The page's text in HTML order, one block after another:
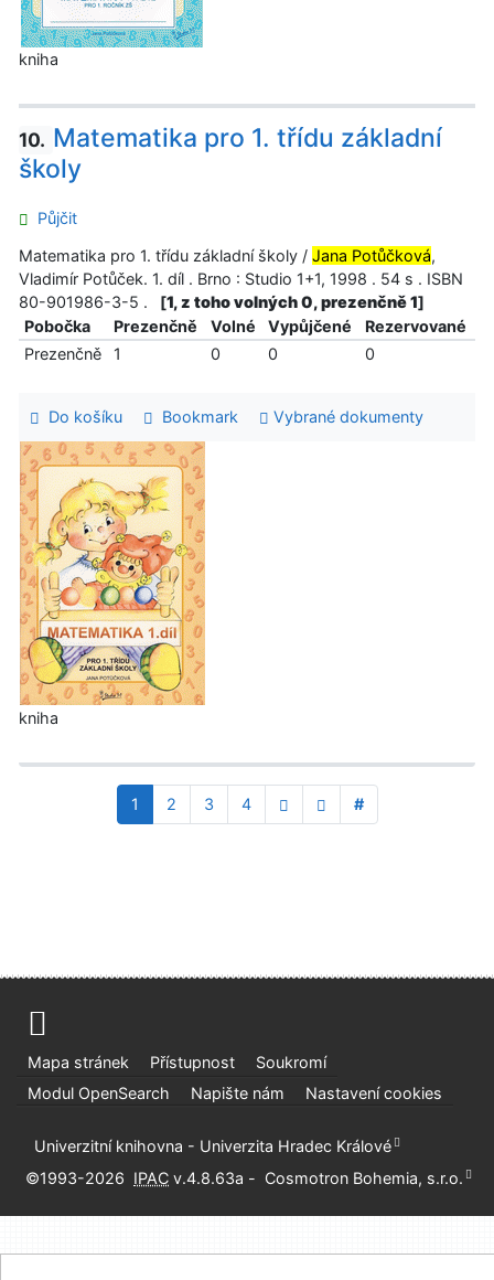
kniha
10. Matematika pro 1. třídu základní
školy
Půjčit
Matematika pro 1. třídu základní školy / Jana Potůčková,
Vladimír Potůček. 1. díl . Brno : Studio 1+1, 1998 . 54 s . ISBN
80-901986-3-5 .
[1, z toho volných 0, prezenčně 1]
Pobočka
Prezenčně Volné Vypůjčené
Rezervované
Prezenčně
1 0 0 0
Do košíku Bookmark Vybrané dokumenty
kniha
1 2 3 4 #
Mapa stránek Přístupnost
Soukromí
Modul OpenSearch
Napište nám Nastavení cookies
Univerzitní knihovna - Univerzita Hradec Králové
©1993-2026 IPAC v.4.8.63a - Cosmotron Bohemia, s.r.o.